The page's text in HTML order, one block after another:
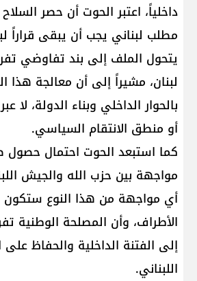
داخلياً، اعتبر الحوت أن حصر
مطلب لبناني يجب أن يبقى قراراً
يتحول الملف إلى بند تفاوضي
لبنان، مشيراً إلى أن معالجة هذا
بالحوار الداخلي وبناء الدولة، لا
أو منطق الانتقام السياسي.
كما استبعد الحوت احتمال حصول
مواجهة بين حزب الله والجيش
أي مواجهة من هذا النوع ستكون
الأطراف، وأن المصلحة الوطنية
إلى الفتنة الداخلية والحفاظ على
اللبناني.